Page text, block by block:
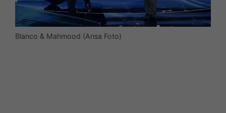
Blanco & Mahmood (Ansa Foto)